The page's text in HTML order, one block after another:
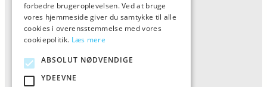
Kontakt
Oversigt artikler
ALFA
forbedre brugeroplevelsen. Ved at bruge
vores hjemmeside giver du samtykke til alle
cookies i overensstemmelse med vores
cookiepolitik. Læs mere
ABSOLUT NØDVENDIGE
YDEEVNE